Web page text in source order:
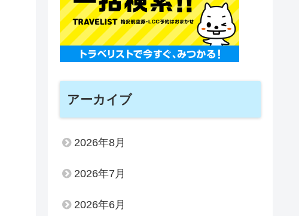
アーカイブ
2026年8月
2026年7月
2026年6月